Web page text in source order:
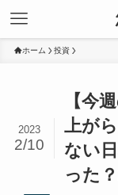
ホーム 投資
【今
上が
ない
った
2023
2/10